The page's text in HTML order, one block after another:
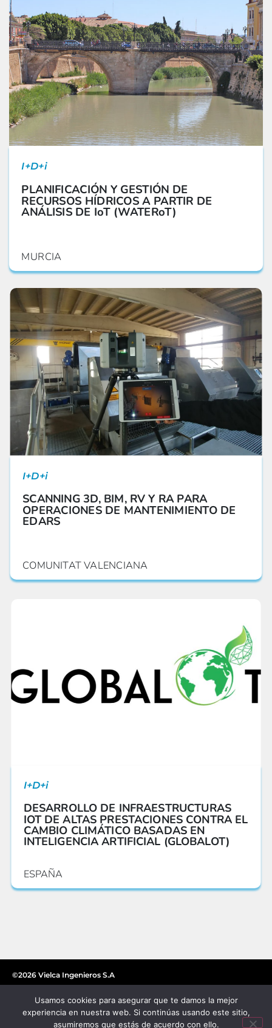
I+D+i
PLANIFICACIÓN Y GESTIÓN DE
RECURSOS HÍDRICOS A PARTIR DE
ANÁLISIS DE IoT (WATERoT)
MURCIA
I+D+i
SCANNING 3D, BIM, RV Y RA PARA
OPERACIONES DE MANTENIMIENTO DE
EDARS
COMUNITAT VALENCIANA
I+D+i
DESARROLLO DE INFRAESTRUCTURAS
IOT DE ALTAS PRESTACIONES CONTRA EL
CAMBIO CLIMÁTICO BASADAS EN
INTELIGENCIA ARTIFICIAL (GLOBALOT)
ESPAÑA
©2026 Vielca Ingenieros S.A
Usamos cookies para asegurar que te damos la mejor
experiencia en nuestra web. Si continúas usando este sitio,
asumiremos que estás de acuerdo con ello.